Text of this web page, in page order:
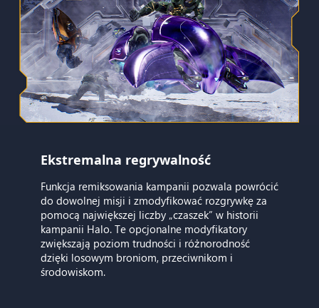
Ekstremalna regrywalność
Funkcja remiksowania kampanii pozwala powrócić
do dowolnej misji i zmodyfikować rozgrywkę za
pomocą największej liczby „czaszek” w historii
kampanii Halo. Te opcjonalne modyfikatory
zwiększają poziom trudności i różnorodność
dzięki losowym broniom, przeciwnikom i
środowiskom.